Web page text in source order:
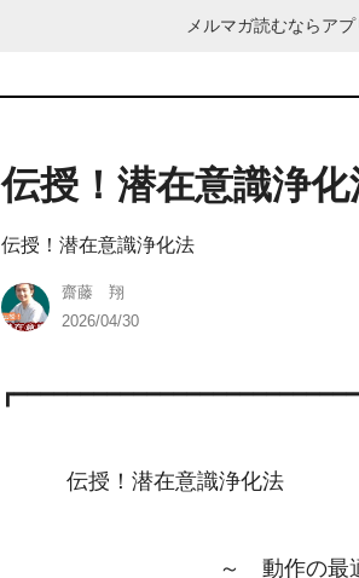
メルマガ読むならアプ
伝授！潜在意識浄
伝授！潜在意識浄化法
齋藤 翔
2026/04/30
伝授！潜在意識浄化法　　　　
～　動作の最適化そ